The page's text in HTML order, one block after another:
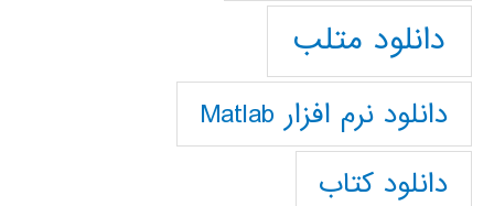
دانلود متلب
دانلود نرم افزار Matlab
دانلود کتاب